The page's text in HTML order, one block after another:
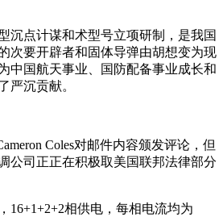
点计谋和术型号立项研制，是我国
次要开辟者和固体导弹由胡想变为现
中国航天事业、国防配备事业成长和
严沉贡献。
Coles对邮件内容颁发评论，但
公司正正在积极取美国联邦法律部分
相供电，每相电流均为